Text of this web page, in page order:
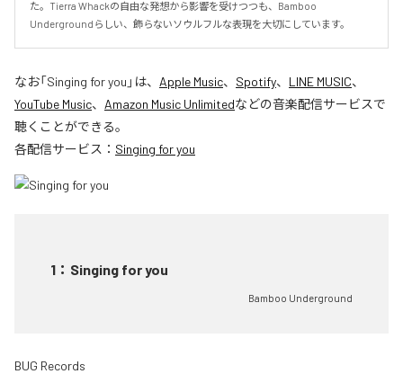
た。Tierra Whackの自由な発想から影響を受けつつも、Bamboo
Undergroundらしい、飾らないソウルフルな表現を大切にしています。
なお「Singing for you 」は、 Apple Music、 Spotify、 LINE MUSIC、
YouTube Music、 Amazon Music Unlimitedなどの音楽配信サービスで
聴くことができる。
各配信サービス： Singing for you
1 ： Singing for you
Bamboo Underground
BUG Records